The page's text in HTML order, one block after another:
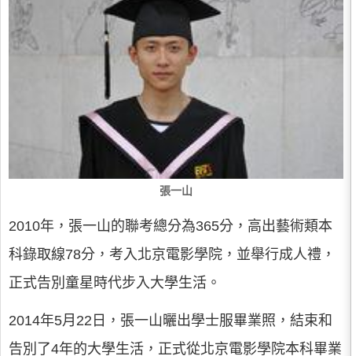
張一山
2010年，張一山的聯考總分為365分，高出藝術類本
科錄取線78分，考入北京電影學院，並舉行成人禮，
正式告別童星時代步入大學生活。
2014年5月22日，張一山曬出學士服畢業照，結束和
告別了4年的大學生活，正式從北京電影學院本科畢業